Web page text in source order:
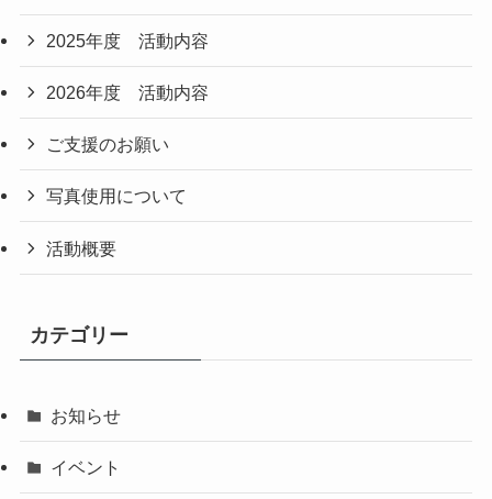
2025年度 活動内容
2026年度 活動内容
ご支援のお願い
写真使用について
活動概要
カテゴリー
お知らせ
イベント